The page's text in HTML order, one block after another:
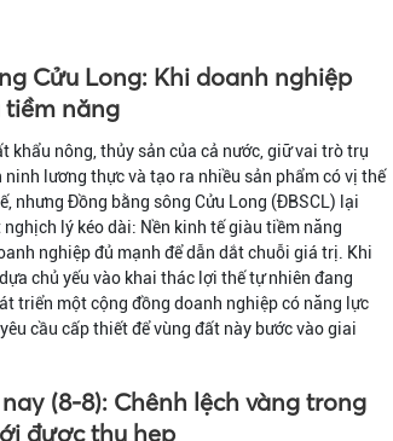
Cửu Long: Khi doanh nghiệp
năng
khẩu nông, thủy sản của cả nước, giữ vai trò trụ
lương thực và tạo ra nhiều sản phẩm có vị thế
nhưng Đồng bằng sông Cửu Long (ĐBSCL) lại
lý kéo dài: Nền kinh tế giàu tiềm năng
nghiệp đủ mạnh để dẫn dắt chuỗi giá trị. Khi
chủ yếu vào khai thác lợi thế tự nhiên đang
triển một cộng đồng doanh nghiệp có năng lực
cầu cấp thiết để vùng đất này bước vào giai
(8-8): Chênh lệch vàng trong
được thu hẹp